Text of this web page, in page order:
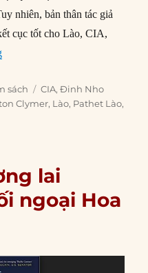
nhiên, bản thân tác giả
cục tốt cho Lào, CIA,
“CIA đã can thiệp vào Lào như
sách Tags
CIA,Đinh Nho
Clymer, Lào, Pathet Lào,
lai
ngoại Hoa